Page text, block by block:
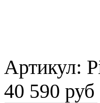
Артикул:
40 590 руб